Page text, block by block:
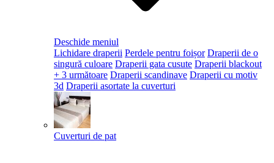
Deschide meniul
Lichidare draperii Perdele pentru foișor Draperii de o
singură culoare Draperii gata cusute Draperii blackout
+ 3 următoare Draperii scandinave Draperii cu motiv
3d Draperii asortate la cuverturi
Cuverturi de pat